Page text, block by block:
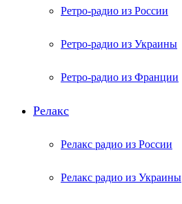
Ретро-радио из России
Ретро-радио из Украины
Ретро-радио из Франции
Релакс
Релакс радио из России
Релакс радио из Украины